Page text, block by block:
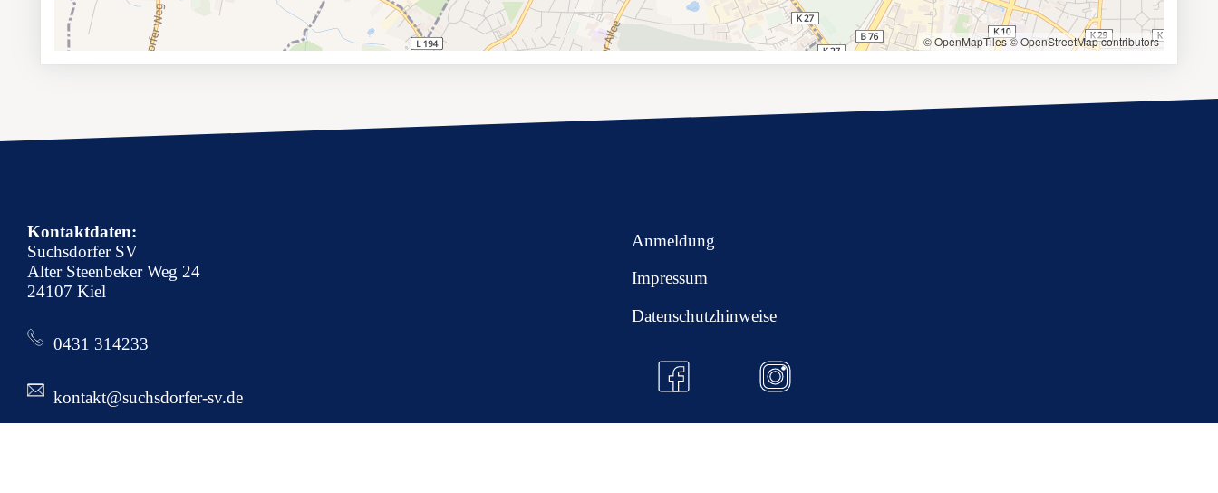
© OpenMapTiles© OpenStreetMap contributors
Kontaktdaten:
Suchsdorfer SV
Alter Steenbeker Weg 24
24107 Kiel
0431 314233
kontakt@suchsdorfer-sv.de
Anmeldung
Impressum
Datenschutzhinweise